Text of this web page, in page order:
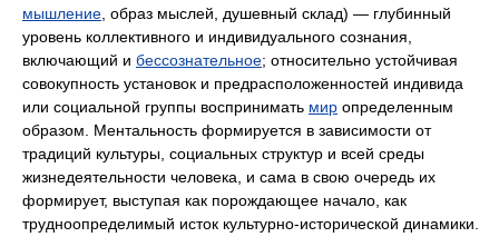
мышление , образ мыслей, душевный склад) — глубинный
уровень коллективного и индивидуального сознания,
включающий и бессознательное; относительно устойчивая
совокупность установок и предрасположенностей индивида
или социальной группы воспринимать мир определенным
образом. Ментальность формируется в зависимости от
традиций культуры, социальных структур и всей среды
жизнедеятельности человека, и сама в свою очередь их
формирует, выступая как порождающее начало, как
трудноопределимый исток культурно-исторической динамики.